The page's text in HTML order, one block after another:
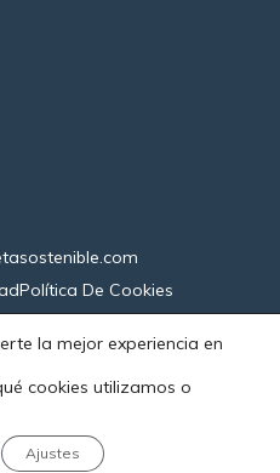
Política De Cookies
la mejor experiencia en
cookies utilizamos o
Ajustes